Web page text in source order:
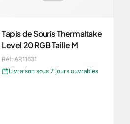
Tapis de Souris Thermaltake
Level 20 RGB Taille M
Réf: AR11631
Livraison sous 7 jours ouvrables